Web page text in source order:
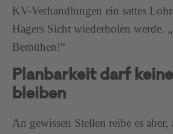
KV-Verhandlungen ein sattes
Hagers Sicht wiederholen werde.
Bemühen!“
Planbarkeit darf
bleiben
An gewissen Stellen reibe es